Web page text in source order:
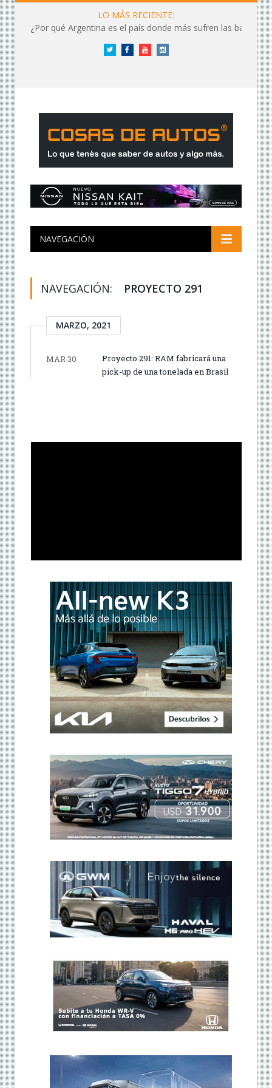
LO MÁS RECIENTE:
¿Por qué Argentina es el país donde más sufren las baterías?
Twitter FacebookYouTubeInstagram
NAVEGACIÓN
NAVEGACIÓN: PROYECTO 291
MARZO, 2021
MAR 30
Proyecto 291: RAM fabricará una
pick-up de una tonelada en Brasil